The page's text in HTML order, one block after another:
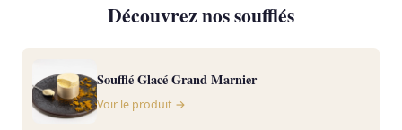
Découvrez nos soufflés
Soufflé Glacé Grand Marnier
Voir le produit →